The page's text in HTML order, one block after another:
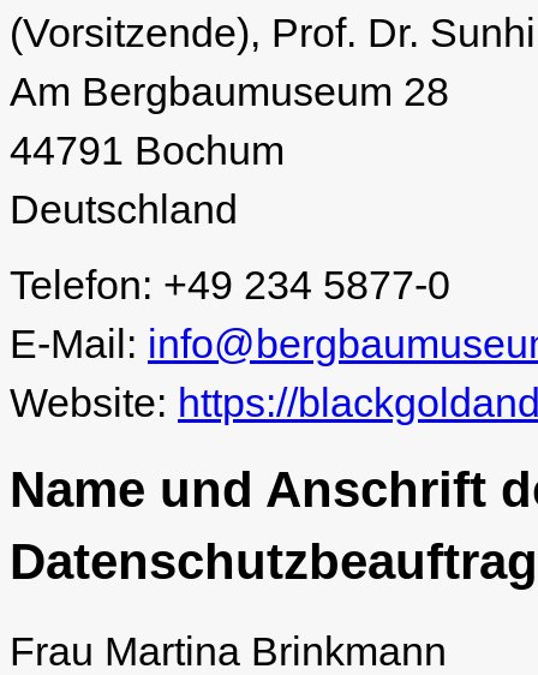
(Vorsitzende), Prof. Dr.
Am Bergbaumuseum 28
44791 Bochum
Deutschland
Telefon: +49 234 5877-0
E-Mail:
Website: https://
Name und Anschrift
Frau Martina Brinkmann